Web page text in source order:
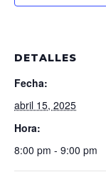
DETALLES
Fecha:
abril 15, 2025
Hora:
8:00 pm - 9:00 pm